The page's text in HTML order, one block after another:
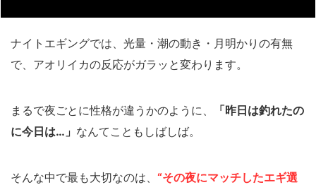
ナイトエギングでは、光量・潮の動き・月明かりの有無
で、アオリイカの反応がガラッと変わります。
まるで夜ごとに性格が違うかのように、
「昨日は釣れたの
に今日は…」 なんてこともしばしば。
そんな中で最も大切なのは、 “その夜にマッチしたエギ選